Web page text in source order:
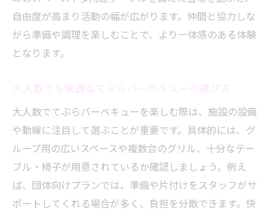
自由度が高まり活動の幅が広がります。仲間と協力しな
がら準備や調理を楽しむことで、より一体感のある体験
となります。
大人数でてぶらバーベキューを楽しむ際は、施設の設備
や動線に注目して選ぶことが重要です。具体的には、グ
ループ用の広いスペースや複数台のグリル、十分なテー
ブル・椅子が用意されているか確認しましょう。例え
ば、団体向けプランでは、準備や片付けをスタッフがサ
ポートしてくれる場合が多く、負担を分散できます。快